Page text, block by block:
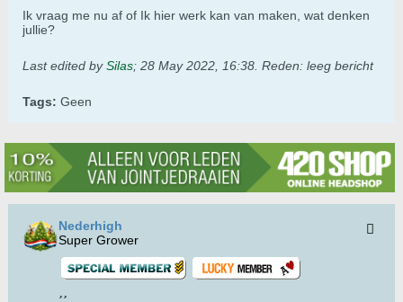
Ik vraag me nu af of Ik hier werk kan van maken, wat denken
jullie?
Last edited bySilas; 28 May 2022, 16:38 Reden: leeg bericht
Tags: Geen
Nederhigh
Super Grower